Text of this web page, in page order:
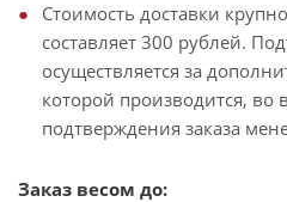
Стоимость доставки
составляет 300 рублей.
осуществляется за
которой производится,
подтверждения заказа
Заказ весом до: